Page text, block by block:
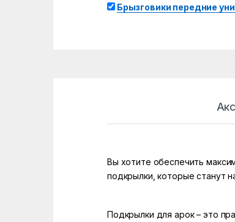
Брызговики передние
Вы хотите обеспечить
подкрылки, которые станут
Подкрылки для арок – это